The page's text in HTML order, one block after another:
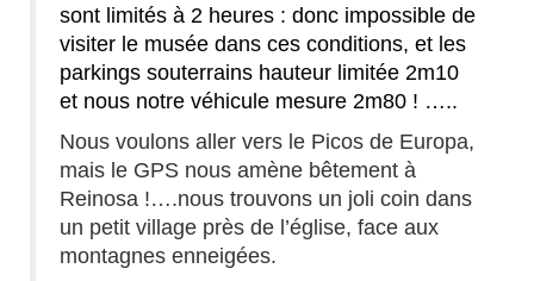
sont limités à 2 heures : donc impossible de
visiter le musée dans ces conditions, et les
parkings souterrains hauteur limitée 2m10
et nous notre véhicule mesure 2m80 ! …..
Nous voulons aller vers le Picos de Europa,
mais le GPS nous amène bêtement à
Reinosa !….nous trouvons un joli coin dans
un petit village près de l’église, face aux
montagnes enneigées.